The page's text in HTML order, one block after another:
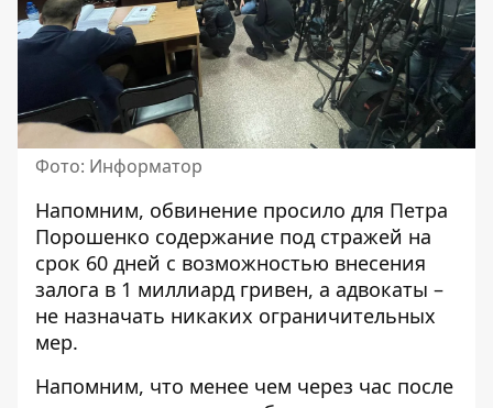
Фото: Информатор
Напомним, обвинение просило для Петра
Порошенко содержание под стражей на
срок 60 дней с возможностью внесения
залога в 1 миллиард гривен, а адвокаты –
не назначать никаких ограничительных
мер.
Напомним, что менее чем через час после